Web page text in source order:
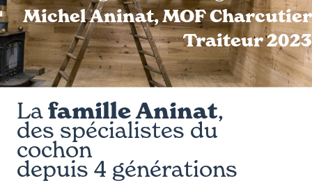
Michel Aninat, MOF Charcutier
Traiteur 2023
Lafamille Aninat,
des spécialistes du
cochon
depuis 4 générations